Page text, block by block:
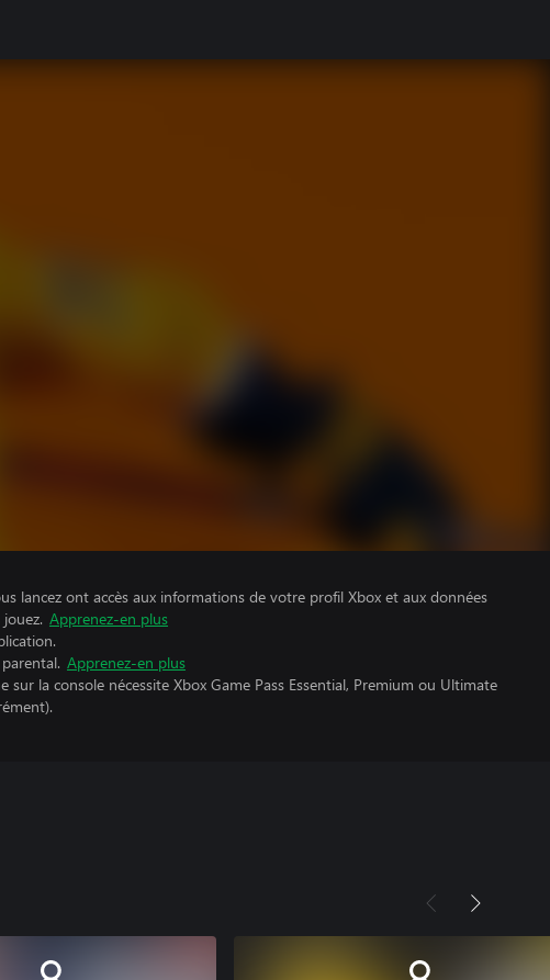
lancez ont accès aux informations de votre profil Xbox et aux données
Apprenez-en plus
Apprenez-en plus
sur la console nécessite Xbox Game Pass Essential, Premium ou Ultimate